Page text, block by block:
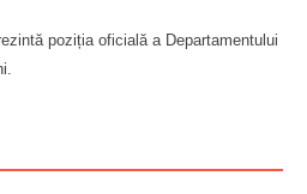
poziția oficială a Departamentului